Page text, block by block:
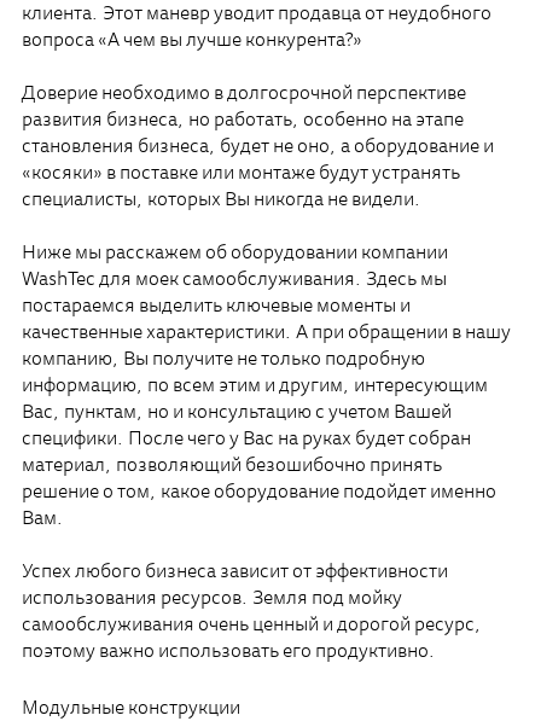
клиента. Этот маневр уводит продавца от неудобного
вопроса «А чем вы лучше конкурента?»
Доверие необходимо в долгосрочной перспективе
развития бизнеса, но работать, особенно на этапе
становления бизнеса, будет не оно, а оборудование и
«косяки» в поставке или монтаже будут устранять
специалисты, которых Вы никогда не видели.
Ниже мы расскажем об оборудовании компании
WashTec для моек самообслуживания. Здесь мы
постараемся выделить ключевые моменты и
качественные характеристики. А при обращении в нашу
компанию, Вы получите не только подробную
информацию, по всем этим и другим, интересующим
Вас, пунктам, но и консультацию с учетом Вашей
специфики. После чего у Вас на руках будет собран
материал, позволяющий безошибочно принять
решение о том, какое оборудование подойдет именно
Вам.
Успех любого бизнеса зависит от эффективности
использования ресурсов. Земля под мойку
самообслуживания очень ценный и дорогой ресурс,
поэтому важно использовать его продуктивно.
Модульные конструкции